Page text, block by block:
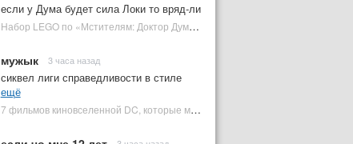
если у Дума будет сила Локи то вряд-ли
Набор LEGO по «Мстителям: Доктор Дум» раскрыл костюм Часового | Plugged In Ru
мужык 3 часа назад
сиквел лиги справедливости в стиле
ещё
7 фильмов киновселенной DC, которые может снять Зак Снайдер | Plugged In Ru